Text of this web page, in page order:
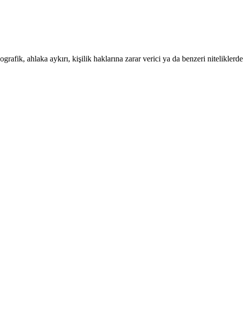
ahlaka aykırı, kişilik haklarına zarar verici ya da benzeri niteliklerde